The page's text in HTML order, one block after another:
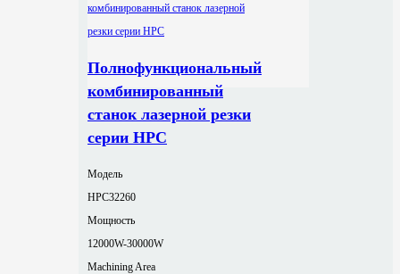
Полнофункциональный
комбинированный
станок лазерной резки
серии HPC
Модель
HPC32260
Мощность
12000W-30000W
Machining Area